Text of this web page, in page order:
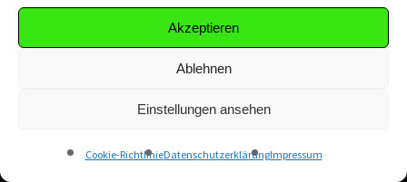
Akzeptieren
Ablehnen
Einstellungen ansehen
Cookie-RichtlinieDatenschutzerklärungImpressum
Textbest-Prinzip
Akademie